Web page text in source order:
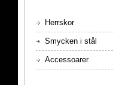
Herrskor
Smycken i stål
Accessoarer